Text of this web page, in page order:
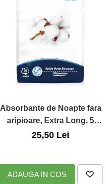
Absorbante de Noapte fara
aripioare, Extra Long, 5
picaturi, 14buc., Laurella Bio
25,50 Lei
ADAUGA IN COS